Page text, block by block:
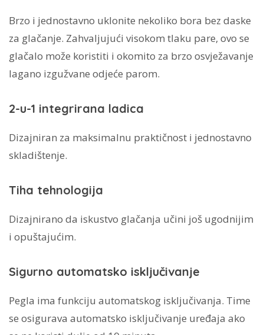
Brzo i jednostavno uklonite nekoliko bora bez daske
za glačanje. Zahvaljujući visokom tlaku pare, ovo se
glačalo može koristiti i okomito za brzo osvježavanje
lagano izgužvane odjeće parom.
2-u-1 integrirana ladica
Dizajniran za maksimalnu praktičnost i jednostavno
skladištenje.
Tiha tehnologija
Dizajnirano da iskustvo glačanja učini još ugodnijim
i opuštajućim.
Sigurno automatsko isključivanje
Pegla ima funkciju automatskog isključivanja. Time
se osigurava automatsko isključivanje uređaja ako